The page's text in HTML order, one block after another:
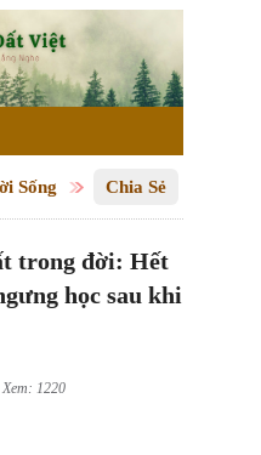
Sống Chia Sẻ
trong đời: Hết
học sau khi
1220